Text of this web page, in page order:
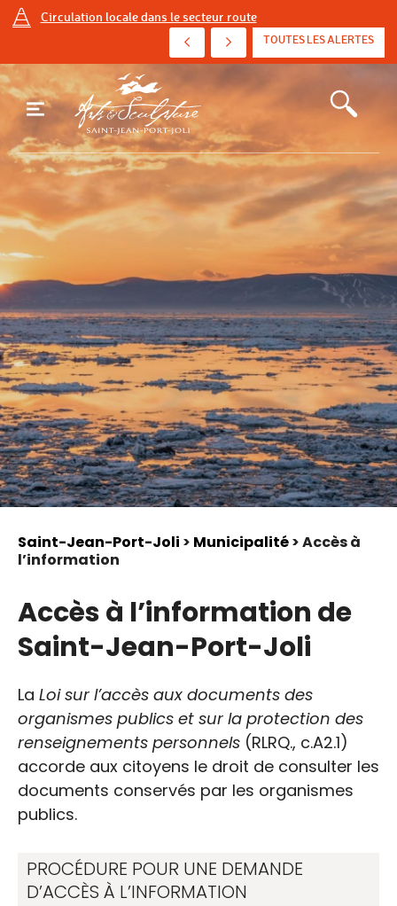
Circulation locale dans le secteur route
AVIS D'ÉBULLITION PRÉVENTIF - AVENUE DE ...
TOUTES LES ALERTES
Saint-Jean-Port-Joli > Municipalité> Accès à
l’information
Accès à l’information de
Saint-Jean-Port-Joli
La Loi sur l’accès aux documents des
organismes publics et sur la protection des
renseignements personnels (RLRQ., c.A2.1)
accorde aux citoyens le droit de consulter les
documents conservés par les organismes
publics.
PROCÉDURE POUR UNE DEMANDE
D’ACCÈS À L’INFORMATION